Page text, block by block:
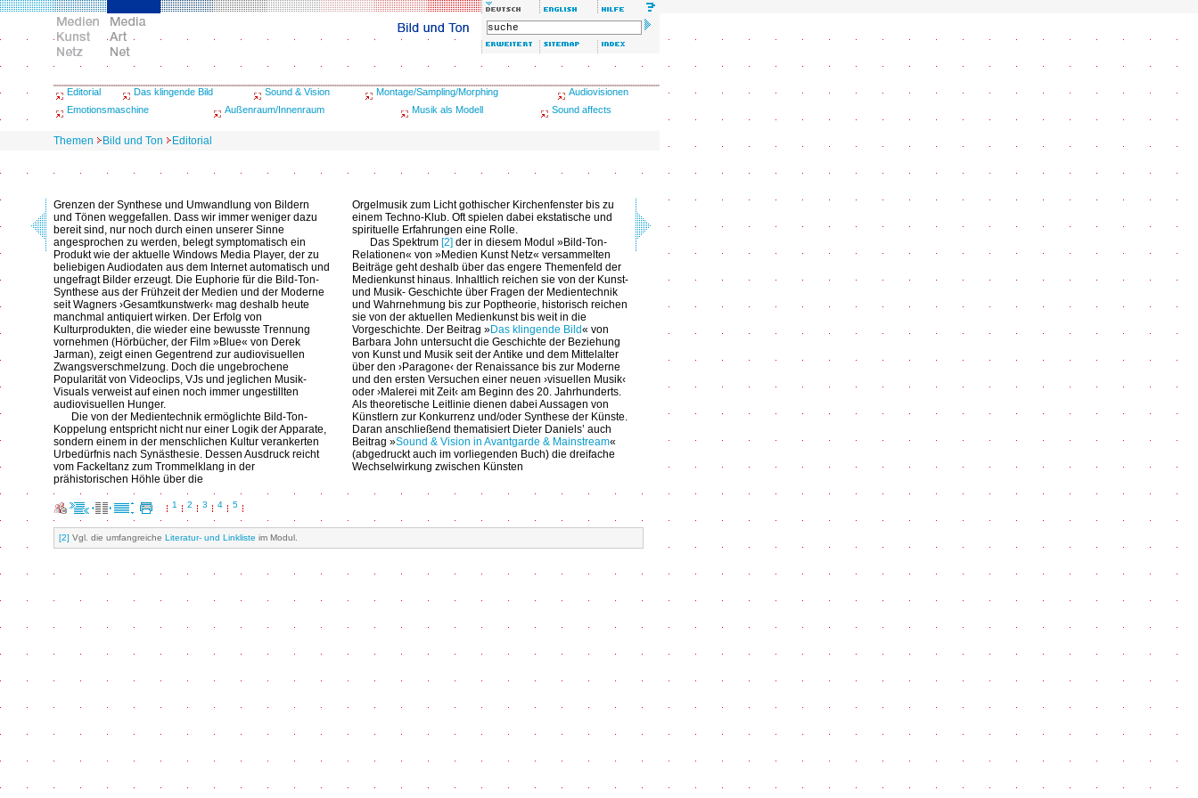
Editorial Das klingende Bild Sound & Vision Montage/Sampling/Morphing
Audiovisionen
Emotionsmaschine
Außenraum/Innenraum Musik als Modell Sound affects
Themen Bild und Ton Editorial
Grenzen der Synthese und Umwandlung von Bildern
und Tönen weggefallen. Dass wir immer weniger dazu
bereit sind, nur noch durch einen unserer Sinne
angesprochen zu werden, belegt symptomatisch ein
Produkt wie der aktuelle Windows Media Player, der zu
beliebigen Audiodaten aus dem Internet automatisch und
ungefragt Bilder erzeugt. Die Euphorie für die Bild-Ton-
Synthese aus der Frühzeit der Medien und der Moderne
seit Wagners ›Gesamtkunstwerk‹ mag deshalb heute
manchmal antiquiert wirken. Der Erfolg von
Kulturprodukten, die wieder eine bewusste Trennung
vornehmen (Hörbücher, der Film »Blue« von Derek
Jarman), zeigt einen Gegentrend zur audiovisuellen
Zwangsverschmelzung. Doch die ungebrochene
Popularität von Videoclips, VJs und jeglichen Musik-
Visuals verweist auf einen noch immer ungestillten
audiovisuellen Hunger.
Die von der Medientechnik ermöglichte Bild-Ton-
Koppelung entspricht nicht nur einer Logik der Apparate,
sondern einem in der menschlichen Kultur verankerten
Urbedürfnis nach Synästhesie. Dessen Ausdruck reicht
vom Fackeltanz zum Trommelklang in der
prähistorischen Höhle über die
Orgelmusik zum Licht gothischer Kirchenfenster bis zu
einem Techno-Klub. Oft spielen dabei ekstatische und
spirituelle Erfahrungen eine Rolle.
Das Spektrum [2] der in diesem Modul »Bild-Ton-
Relationen« von »Medien Kunst Netz« versammelten
Beiträge geht deshalb über das engere Themenfeld der
Medienkunst hinaus. Inhaltlich reichen sie von der Kunst-
und Musik- Geschichte über Fragen der Medientechnik
und Wahrnehmung bis zur Poptheorie, historisch reichen
sie von der aktuellen Medienkunst bis weit in die
Vorgeschichte. Der Beitrag »Das klingende Bild« von
Barbara John untersucht die Geschichte der Beziehung
von Kunst und Musik seit der Antike und dem Mittelalter
über den ›Paragone‹ der Renaissance bis zur Moderne
und den ersten Versuchen einer neuen ›visuellen Musik‹
oder ›Malerei mit Zeit‹ am Beginn des 20. Jahrhunderts.
Als theoretische Leitlinie dienen dabei Aussagen von
Künstlern zur Konkurrenz und/oder Synthese der Künste.
Daran anschließend thematisiert Dieter Daniels’ auch
Beitrag »Sound & Vision in Avantgarde & Mainstream«
(abgedruckt auch im vorliegenden Buch) die dreifache
Wechselwirkung zwischen Künsten
1 2 3 4 5
[2] Vgl. die umfangreiche Literatur- und Linkliste im Modul.